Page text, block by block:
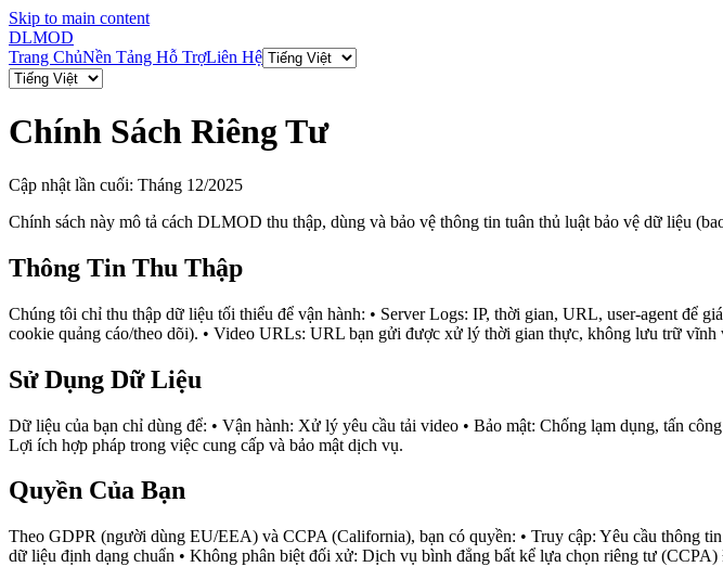
Skip to main content
DLMOD
Trang ChủNền Tảng Hỗ TrợLiên Hệ
Chính Sách Riêng Tư
Cập nhật lần cuối: Tháng 12/2025
Chính sách này mô tả cách DLMOD thu thập, dùng và bảo vệ thông tin tuân thủ luật bảo vệ dữ liệu
Thông Tin Thu Thập
Chúng tôi chỉ thu thập dữ liệu tối thiểu để vận hành: • Server Logs: IP, thời gian, URL, user-agent để
cookie quảng cáo/theo dõi). • Video URLs: URL bạn gửi được xử lý thời gian thực, không lưu trữ
Sử Dụng Dữ Liệu
Dữ liệu của bạn chỉ dùng để: • Vận hành: Xử lý yêu cầu tải video • Bảo mật: Chống lạm dụng, tấn
Lợi ích hợp pháp trong việc cung cấp và bảo mật dịch vụ.
Quyền Của Bạn
Theo GDPR (người dùng EU/EEA) và CCPA (California), bạn có quyền: • Truy cập: Yêu cầu thông
dữ liệu định dạng chuẩn • Không phân biệt đối xử: Dịch vụ bình đẳng bất kể lựa chọn riêng tư